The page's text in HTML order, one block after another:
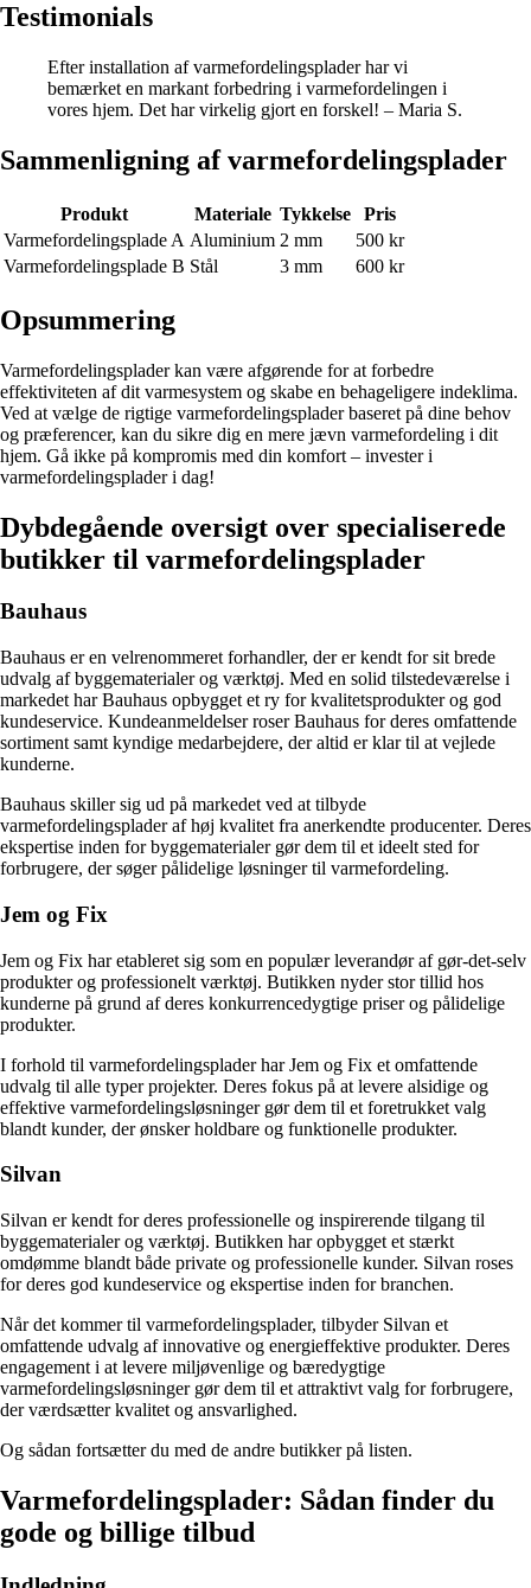
Testimonials
Efter installation af varmefordelingsplader har vi
bemærket en markant forbedring i varmefordelingen i
vores hjem. Det har virkelig gjort en forskel! – Maria S.
Sammenligning af varmefordelingsplader
Produkt Materiale Tykkelse
Pris
Varmefordelingsplade A Aluminium 2 mm
500 kr
Varmefordelingsplade B Stål 3 mm 600 kr
Opsummering
Varmefordelingsplader kan være afgørende for at forbedre
effektiviteten af dit varmesystem og skabe en behageligere indeklima.
Ved at vælge de rigtige varmefordelingsplader baseret på dine behov
og præferencer, kan du sikre dig en mere jævn varmefordeling i dit
hjem. Gå ikke på kompromis med din komfort – invester i
varmefordelingsplader i dag!
Dybdegående oversigt over specialiserede
butikker til varmefordelingsplader
Bauhaus
Bauhaus er en velrenommeret forhandler, der er kendt for sit brede
udvalg af byggematerialer og værktøj. Med en solid tilstedeværelse i
markedet har Bauhaus opbygget et ry for kvalitetsprodukter og god
kundeservice. Kundeanmeldelser roser Bauhaus for deres omfattende
sortiment samt kyndige medarbejdere, der altid er klar til at vejlede
kunderne.
Bauhaus skiller sig ud på markedet ved at tilbyde
varmefordelingsplader af høj kvalitet fra anerkendte producenter. Deres
ekspertise inden for byggematerialer gør dem til et ideelt sted for
forbrugere, der søger pålidelige løsninger til varmefordeling.
Jem og Fix
Jem og Fix har etableret sig som en populær leverandør af gør-det-selv
produkter og professionelt værktøj. Butikken nyder stor tillid hos
kunderne på grund af deres konkurrencedygtige priser og pålidelige
produkter.
I forhold til varmefordelingsplader har Jem og Fix et omfattende
udvalg til alle typer projekter. Deres fokus på at levere alsidige og
effektive varmefordelingsløsninger gør dem til et foretrukket valg
blandt kunder, der ønsker holdbare og funktionelle produkter.
Silvan
Silvan er kendt for deres professionelle og inspirerende tilgang til
byggematerialer og værktøj. Butikken har opbygget et stærkt
omdømme blandt både private og professionelle kunder. Silvan roses
for deres god kundeservice og ekspertise inden for branchen.
Når det kommer til varmefordelingsplader, tilbyder Silvan et
omfattende udvalg af innovative og energieffektive produkter. Deres
engagement i at levere miljøvenlige og bæredygtige
varmefordelingsløsninger gør dem til et attraktivt valg for forbrugere,
der værdsætter kvalitet og ansvarlighed.
Og sådan fortsætter du med de andre butikker på listen.
Varmefordelingsplader: Sådan finder du
gode og billige tilbud